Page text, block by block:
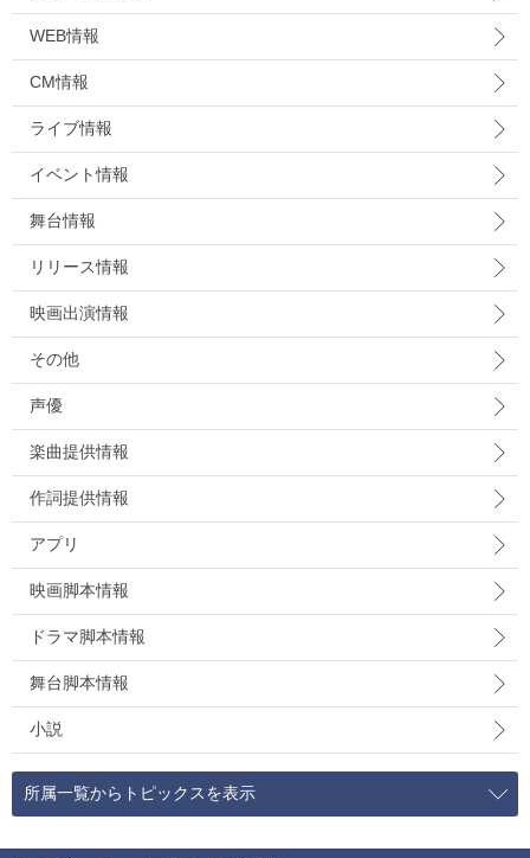
WEB情報
CM情報
ライブ情報
イベント情報
舞台情報
リリース情報
映画出演情報
その他
声優
楽曲提供情報
作詞提供情報
アプリ
映画脚本情報
ドラマ脚本情報
舞台脚本情報
小説
所属一覧からトピックスを表示